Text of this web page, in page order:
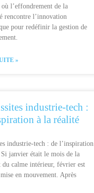
l’effondrement de la
rencontre l’innovation
pour redéfinir la gestion de
»
industrie-tech :
à la réalité
industrie-tech : de l’inspiration
janvier était le mois de la
du calme intérieur, février est
en mouvement. Après